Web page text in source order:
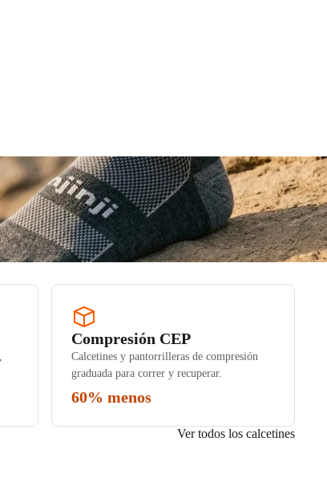
Compresión CEP
Calcetines y pantorrilleras de compresión
graduada para correr y recuperar.
60% menos
Ver todos los calcetines